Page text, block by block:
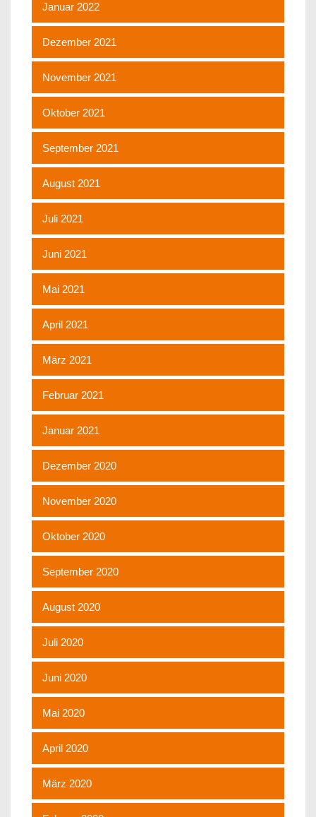
Januar 2022
Dezember 2021
November 2021
Oktober 2021
September 2021
August 2021
Juli 2021
Juni 2021
Mai 2021
April 2021
März 2021
Februar 2021
Januar 2021
Dezember 2020
November 2020
Oktober 2020
September 2020
August 2020
Juli 2020
Juni 2020
Mai 2020
April 2020
März 2020